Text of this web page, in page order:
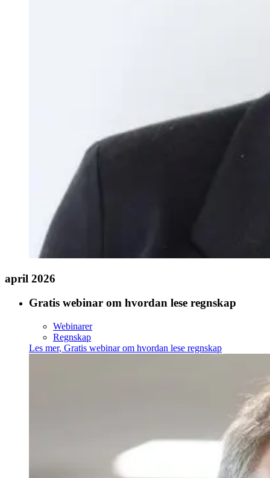
april 2026
Gratis webinar om hvordan lese regnskap
Webinarer
Regnskap
Les mer, Gratis webinar om hvordan lese regnskap